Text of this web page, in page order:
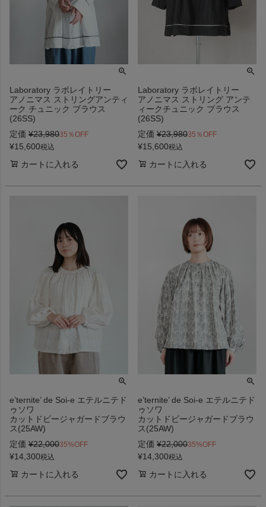
Laboratory ラボレイトリー
アノニマス ストリングアンティ
ーク チュニック ブラウス
(26SS)
定価 ¥23,98035％OFF
¥15,600税込
カートに入れる
Laboratory ラボレイトリー
アノニマス ストリング アンテ
ィークチュニック ブラウス
(26SS)
定価 ¥23,98035％OFF
¥15,600税込
カートに入れる
e’ternite’ de Soi-e エテルニテド
ゥソワ
カットドビージャガードブラウ
ス(25AW)
定価 ¥22,00035%OFF
¥14,300税込
カートに入れる
e’ternite’ de Soi-e エテルニテド
ゥソワ
カットドビージャガードブラウ
ス(25AW)
定価 ¥22,00035%OFF
¥14,300税込
カートに入れる